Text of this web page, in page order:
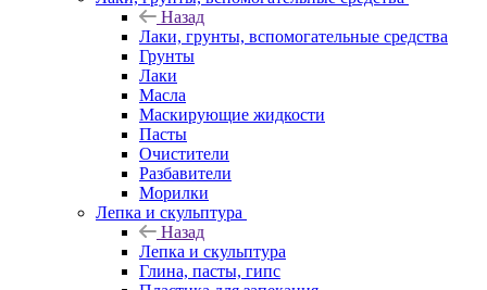
Назад
Лаки, грунты, вспомогательные средства
Грунты
Лаки
Масла
Маскирующие жидкости
Пасты
Очистители
Разбавители
Морилки
Лепка и скульптура
Назад
Лепка и скульптура
Глина, пасты, гипс